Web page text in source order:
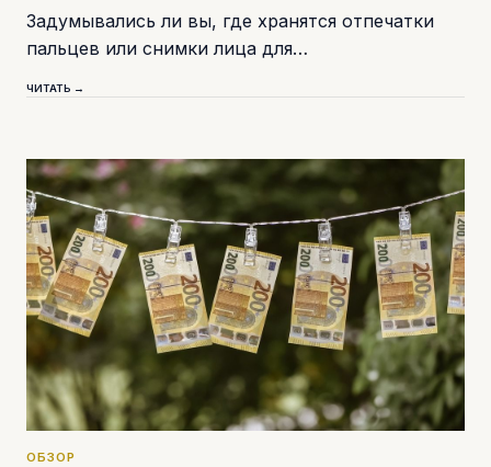
Задумывались ли вы, где хранятся отпечатки
пальцев или снимки лица для…
ЧИТАТЬ →
ОБЗОР